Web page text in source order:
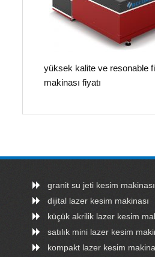
yüksek kalite ve resonable
makinası fiyatı
granit su jeti kesim makinası
dijital lazer kesim makinası
küçük akrilik lazer kesim
satılık mini lazer kesim
kompakt lazer kesim